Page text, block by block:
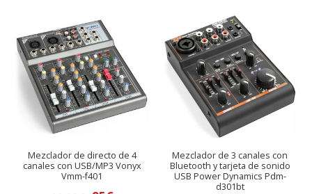
128,47€.
Mezclador de directo de 4
canales con USB/MP3 Vonyx
Vmm-f401
Mezclador de 3 canales con
Bluetooth y tarjeta de sonido
USB Power Dynamics Pdm-
d301bt